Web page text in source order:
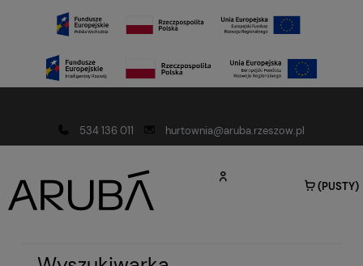
534 136 011
hurtownia@aruba.rzeszow.pl
(PUSTY)